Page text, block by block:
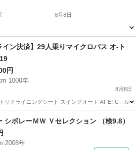
8月8日
その他
イン決済】29人乗りマイクロバス オ-ト
円
1000年
8月8日
リクライニングシート スイングオート AT ETC ルー
シボレーＭＷ Ｖセレクション （検9.8）
2008年